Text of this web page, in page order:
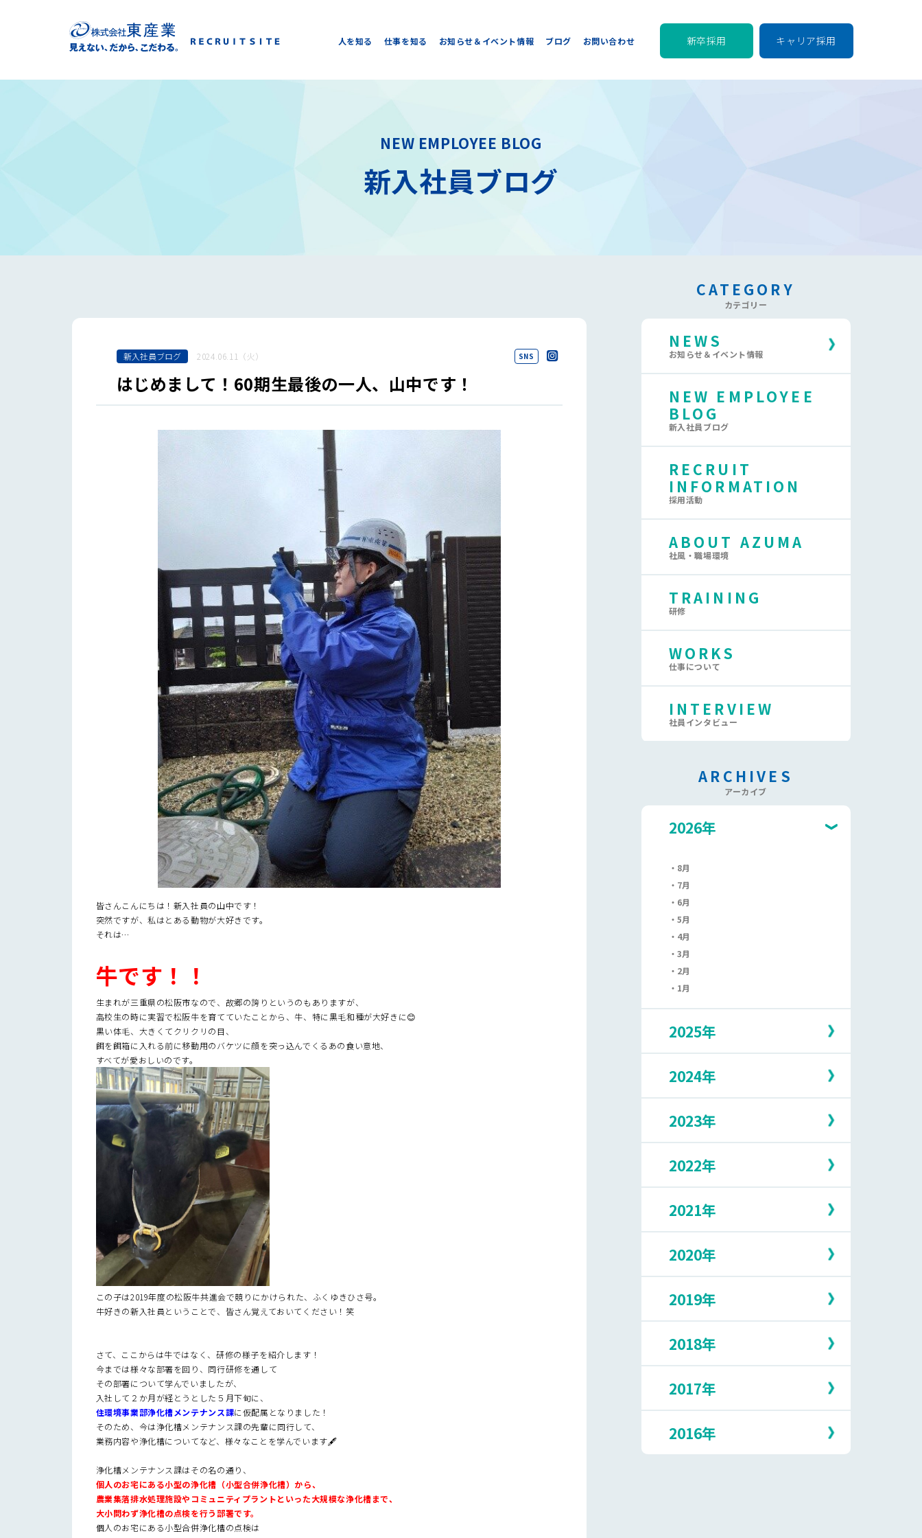
人を知る 仕事を知る お知らせ＆イベント情報 ブログ お問い合わせ 新卒採用 キャリア採用
NEW EMPLOYEE BLOG
新入社員ブログ
新入社員ブログ 2024.06.11（火） SNS
はじめまして！60期生最後の一人、山中です！
皆さんこんにちは！新入社員の山中です！
突然ですが、私はとある動物が大好きです。
それは…
牛です！！
生まれが三重県の松阪市なので、故郷の誇りというのもありますが、
高校生の時に実習で松阪牛を育てていたことから、牛、特に黒毛和種が大好きに😊
黒い体毛、大きくてクリクリの目、
餌を餌箱に入れる前に移動用のバケツに顔を突っ込んでくるあの食い意地、
すべてが愛おしいのです。
この子は2019年度の松阪牛共進会で競りにかけられた、ふくゆきひさ号。
牛好きの新入社員ということで、皆さん覚えておいてください！笑
さて、ここからは牛ではなく、研修の様子を紹介します！
今までは様々な部署を回り、同行研修を通して
その部署について学んでいましたが、
入社して２か月が経とうとした５月下旬に、
住環境事業部浄化槽メンテナンス課に仮配属となりました！
そのため、今は浄化槽メンテナンス課の先輩に同行して、
業務内容や浄化槽についてなど、様々なことを学んでいます🖋
浄化槽メンテナンス課はその名の通り、
個人のお宅にある小型の浄化槽（小型合併浄化槽）から、
農業集落排水処理施設やコミュニティプラントといった大規模な浄化槽まで、
大小問わず浄化槽の点検を行う部署です。
個人のお宅にある小型合併浄化槽の点検は
CATEGORY
カテゴリー
NEWS
お知らせ＆イベント情報
NEW EMPLOYEE
BLOG
新入社員ブログ
RECRUIT
INFORMATION
採用活動
ABOUT AZUMA
社風・職場環境
TRAINING
研修
WORKS
仕事について
INTERVIEW
社員インタビュー
ARCHIVES
アーカイブ
2026年
8月
7月
6月
5月
4月
3月
2月
1月
2025年
12月
9月
8月
6月
5月
4月
1月
2024年
12月
9月
8月
6月
5月
4月
1月
2023年
12月
9月
8月
6月
5月
4月
1月
2022年
12月
9月
8月
6月
5月
3月
2021年
12月
9月
8月
6月
5月
4月
2020年
12月
9月
8月
6月
5月
4月
2019年
12月
9月
8月
5月
2018年
12月
9月
8月
2017年
12月
2016年